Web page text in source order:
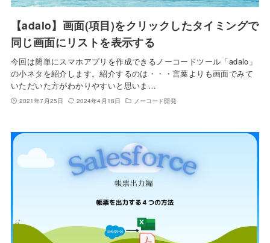
【adalo】画面(項目)をクリックしたタイミングで
同じ画面にリストを表示する
今回は簡単にスマホアプリを作成できるノーコードツール「adalo」
の小ネタを紹介します。紹介するのは・・・言葉よりも画面でみて
いただいた方がわかりやすいと思いま…
2021年7月25日 2024年4月18日 ノーコード開発